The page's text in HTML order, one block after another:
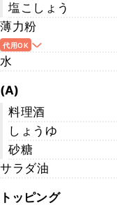
塩こしょう
薄力粉
代用OK
水
(A)
料理酒
しょうゆ
砂糖
サラダ油
トッピング